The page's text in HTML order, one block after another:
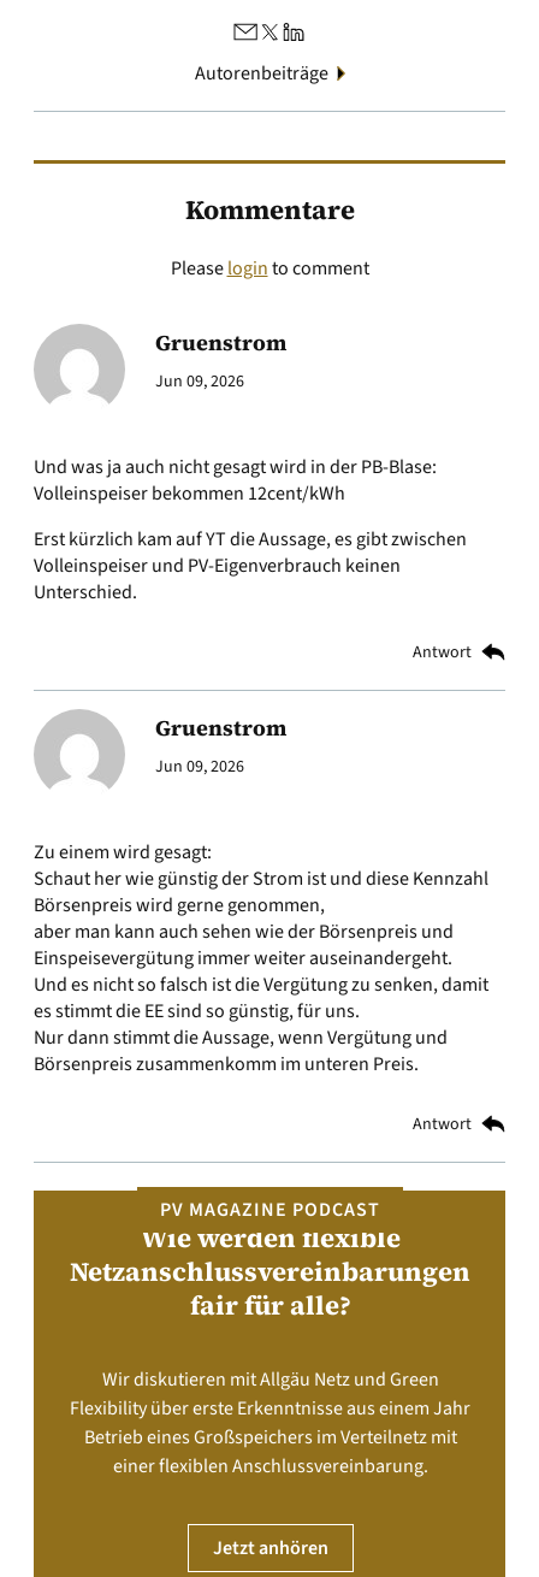
Autorenbeiträge
Kommentare
Pleaseloginto comment
Gruenstrom
Jun 09, 2026
Und was ja auch nicht gesagt wird in der PB-Blase:
Volleinspeiser bekommen 12cent/kWh
Erst kürzlich kam auf YT die Aussage, es gibt zwischen
Volleinspeiser und PV-Eigenverbrauch keinen
Unterschied.
Antwort
Gruenstrom
Jun 09, 2026
Zu einem wird gesagt:
Schaut her wie günstig der Strom ist und diese Kennzahl
Börsenpreis wird gerne genommen,
aber man kann auch sehen wie der Börsenpreis und
Einspeisevergütung immer weiter auseinandergeht.
Und es nicht so falsch ist die Vergütung zu senken, damit
es stimmt die EE sind so günstig, für uns.
Nur dann stimmt die Aussage, wenn Vergütung und
Börsenpreis zusammenkomm im unteren Preis.
Antwort
PV MAGAZINE PODCAST
Wie werden flexible
Netzanschlussvereinbarungen
fair für alle?
Wir diskutieren mit Allgäu Netz und Green
Flexibility über erste Erkenntnisse aus einem Jahr
Betrieb eines Großspeichers im Verteilnetz mit
einer flexiblen Anschlussvereinbarung.
Jetzt anhören